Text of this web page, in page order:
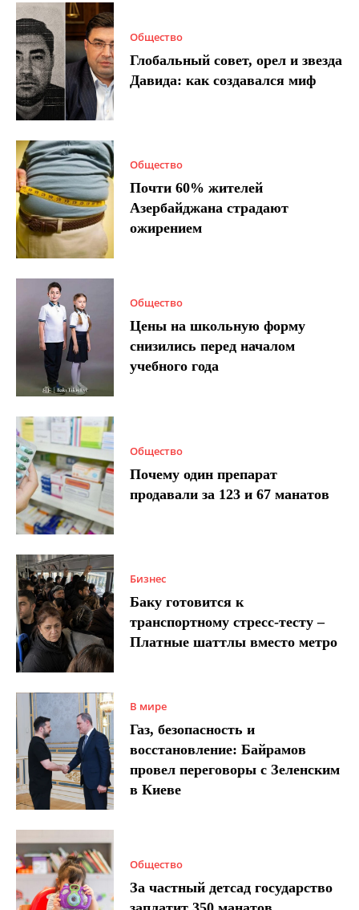
Общество
Глобальный совет, орел и звезда
Давида: как создавался миф
Общество
Почти 60% жителей
Азербайджана страдают
ожирением
Общество
Цены на школьную форму
снизились перед началом
учебного года
Общество
Почему один препарат
продавали за 123 и 67 манатов
Бизнес
Баку готовится к
транспортному стресс-тесту –
Платные шаттлы вместо метро
В мире
Газ, безопасность и
восстановление: Байрамов
провел переговоры с Зеленским
в Киеве
Общество
За частный детсад государство